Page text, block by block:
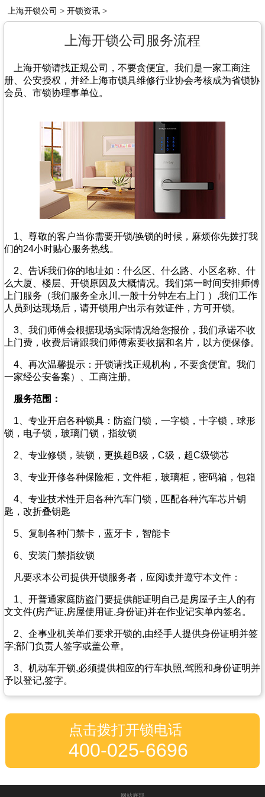
上海开锁公司 > 开锁资讯>
上海开锁公司服务流程
上海开锁请找正规公司，不要贪便宜。我们是一家工商注
册、公安授权，并经上海市锁具维修行业协会考核成为省锁协
会员、市锁协理事单位。
1、尊敬的客户当你需要开锁/换锁的时候，麻烦你先拨打我
们的24小时贴心服务热线。
2、告诉我们你的地址如：什么区、什么路、小区名称、什
么大厦、楼层、开锁原因及大概情况。我们第一时间安排师傅
上门服务（我们服务全永川,一般十分钟左右上门 ）,我们工作
人员到达现场后，请开锁用户出示有效证件，方可开锁。
3、我们师傅会根据现场实际情况给您报价，我们承诺不收
上门费，收费后请跟我们师傅索要收据和名片，以方便保修。
4、再次温馨提示：开锁请找正规机构，不要贪便宜。我们
一家经公安备案）、工商注册。
服务范围：
1、专业开启各种锁具：防盗门锁，一字锁，十字锁，球形
锁，电子锁，玻璃门锁，指纹锁
2、专业修锁，装锁，更换超B级，C级，超C级锁芯
3、专业开修各种保险柜，文件柜，玻璃柜，密码箱，包箱
4、专业技术性开启各种汽车门锁，匹配各种汽车芯片钥
匙，改折叠钥匙
5、复制各种门禁卡，蓝牙卡，智能卡
6、安装门禁指纹锁
凡要求本公司提供开锁服务者，应阅读并遵守本文件：
1、开普通家庭防盗门要提供能证明自己是房屋子主人的有
文文件(房产证,房屋使用证,身份证)并在作业记实单内签名。
2、企事业机关单们要求开锁的,由经手人提供身份证明并签
字;部门负责人签字或盖公章。
3、机动车开锁,必须提供相应的行车执照,驾照和身份证明并
予以登记,签字。
点击拨打开锁电话
400-025-6696